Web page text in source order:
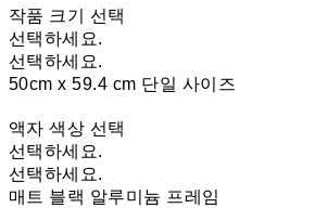
작품 크기 선택
선택하세요.
선택하세요.
50cm x 59.4 cm 단일 사이즈
액자 색상 선택
선택하세요.
선택하세요.
매트 블랙 알루미늄 프레임